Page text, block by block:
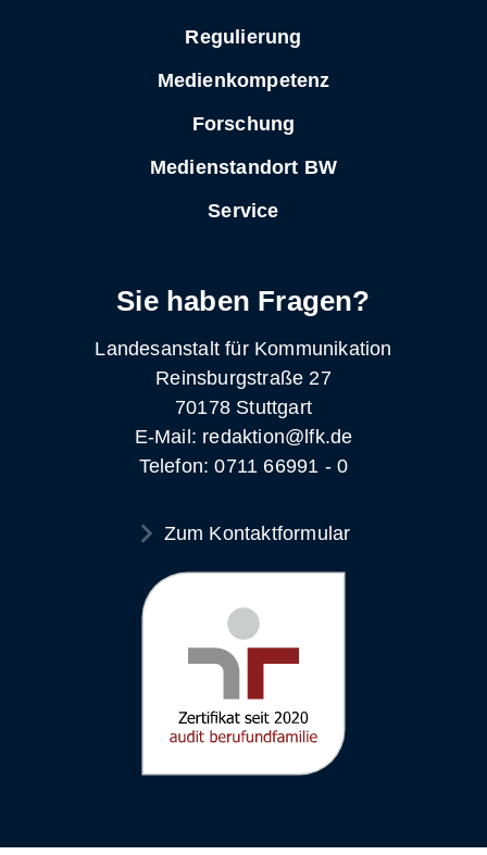
Regulierung
Medienkompetenz
Forschung
Medienstandort BW
Service
Sie haben Fragen?
Landesanstalt für Kommunikation
Reinsburgstraße 27
70178 Stuttgart
E-Mail: redaktion@lfk.de
Telefon: 0711 66991 - 0
Zum Kontaktformular